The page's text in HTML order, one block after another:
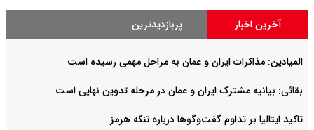
آخرین اخبار پربازدیدترین
المیادین: مذاکرات ایران و عمان به مراحل مهمی رسیده است
بقائی: بیانیه مشترک ایران و عمان در مرحله تدوین نهایی است
تاکید ایتالیا بر تداوم گفت‌وگوها درباره تنگه هرمز